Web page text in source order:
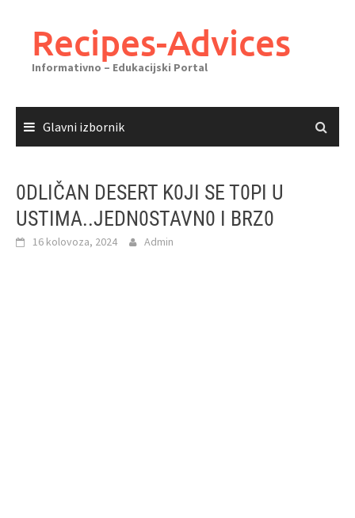
sadržajaRecipes-Advices
Informativno – Edukacijski Portal
Glavni izbornik
0DLIČAN DESERT K0JI SE T0PI U
USTIMA..JEDN0STAVN0 I BRZ0
16 kolovoza, 2024 Admin